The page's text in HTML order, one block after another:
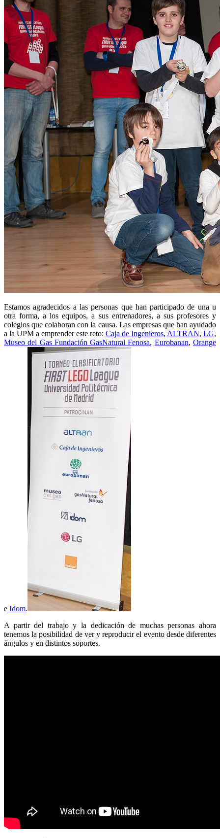
Estamos agradecidos a las personas que han participado de una u
otra forma, a los equipos, a sus entrenadores, a sus profesores y
colegios que colaboran con la causa. Las empresas que han ayudado
a la UPM a emprender este reto: Caja de Ingenieros, ALTRAN, LG,
Museo del Gas Fundación GasNatural Fenosa, Eurobanan,Orange
e Idom.
A partir del trabajo y la dedicación de muchas personas ahora
tenemos la posibilidad de ver y reproducir el evento desde diferentes
ángulos y en distintos soportes.